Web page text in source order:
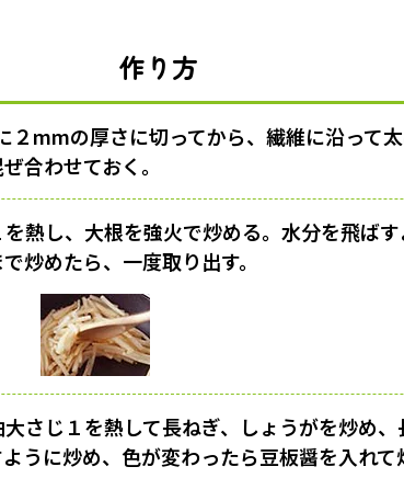
作り方
２mmの厚さに切ってから、繊維に沿って
合わせておく。
熱し、大根を強火で炒める。水分を飛ば
炒めたら、一度取り出す。
さじ１を熱して長ねぎ、しょうがを炒め
うに炒め、色が変わったら豆板醤を入れて